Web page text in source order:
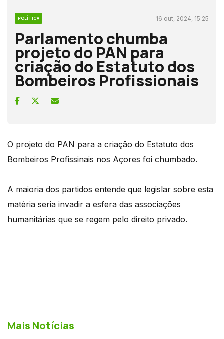
POLÍTICA 16 out, 2024, 15:25
Parlamento chumba
projeto do PAN para
criação do Estatuto dos
Bombeiros Profissionais
O projeto do PAN para a criação do Estatuto dos
Bombeiros Profissinais nos Açores foi chumbado.
A maioria dos partidos entende que legislar sobre esta
matéria seria invadir a esfera das associações
humanitárias que se regem pelo direito privado.
Mais Notícias